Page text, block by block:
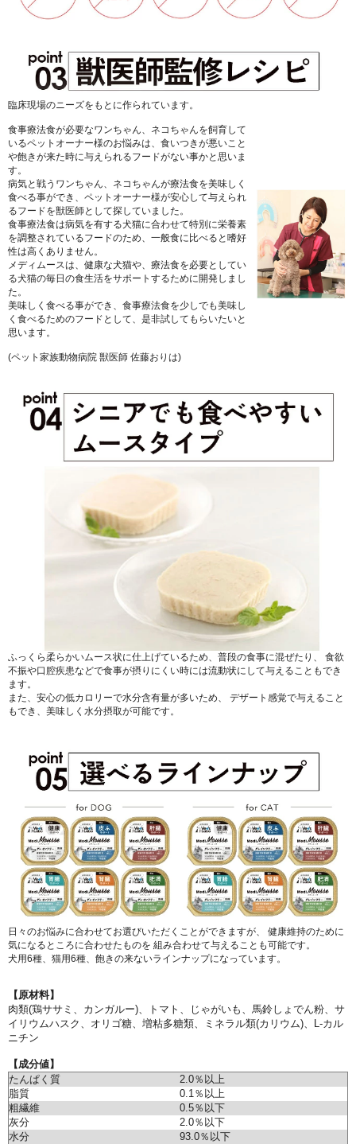
臨床現場のニーズをもとに作られています。
食事療法食が必要なワンちゃん、ネコちゃんを飼育して
いるペットオーナー様のお悩みは、食いつきが悪いこと
や飽きが来た時に与えられるフードがない事かと思いま
す。
病気と戦うワンちゃん、ネコちゃんが療法食を美味しく
食べる事ができ、ペットオーナー様が安心して与えられ
るフードを獣医師として探していました。
食事療法食は病気を有する犬猫に合わせて特別に栄養素
を調整されているフードのため、一般食に比べると嗜好
性は高くありません。
メディムースは、健康な犬猫や、療法食を必要としてい
る犬猫の毎日の食生活をサポートするために開発しまし
た。
美味しく食べる事ができ、食事療法食を少しでも美味し
く食べるためのフードとして、是非試してもらいたいと
思います。
(ペット家族動物病院 獣医師 佐藤おりは)
ふっくら柔らかいムース状に仕上げているため、普段の食事に混ぜたり、 食欲
不振や口腔疾患などで食事が摂りにくい時には流動状にして与えることもでき
ます。
また、安心の低カロリーで水分含有量が多いため、 デザート感覚で与えること
もでき、美味しく水分摂取が可能です。
日々のお悩みに合わせてお選びいただくことができますが、 健康維持のために
気になるところに合わせたものを 組み合わせて与えることも可能です。
犬用6種、猫用6種、飽きの来ないラインナップになっています。
【原材料】
肉類(鶏ササミ、カンガルー)、トマト、じゃがいも、馬鈴しょでん粉、サ
イリウムハスク、オリゴ糖、増粘多糖類、ミネラル類(カリウム)、L-カル
ニチン
【成分値】
たんぱく質
2.0％以上
脂質
0.1％以上
粗繊維
0.5％以下
灰分
2.0％以下
水分
93.0％以下